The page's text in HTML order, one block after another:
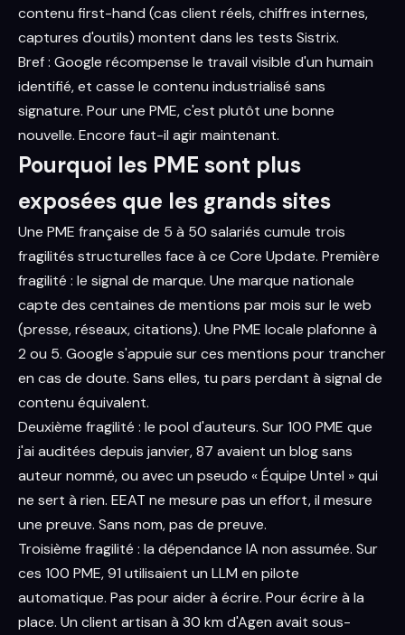
contenu first-hand (cas client réels, chiffres internes,
captures d'outils) montent dans les tests Sistrix.
Bref : Google récompense le travail visible d'un humain
identifié, et casse le contenu industrialisé sans
signature. Pour une PME, c'est plutôt une bonne
nouvelle. Encore faut-il agir maintenant.
Pourquoi les PME sont plus
exposées que les grands sites
Une PME française de 5 à 50 salariés cumule trois
fragilités structurelles face à ce Core Update. Première
fragilité : le signal de marque. Une marque nationale
capte des centaines de mentions par mois sur le web
(presse, réseaux, citations). Une PME locale plafonne à
2 ou 5. Google s'appuie sur ces mentions pour trancher
en cas de doute. Sans elles, tu pars perdant à signal de
contenu équivalent.
Deuxième fragilité : le pool d'auteurs. Sur 100 PME que
j'ai auditées depuis janvier, 87 avaient un blog sans
auteur nommé, ou avec un pseudo « Équipe Untel » qui
ne sert à rien. EEAT ne mesure pas un effort, il mesure
une preuve. Sans nom, pas de preuve.
Troisième fragilité : la dépendance IA non assumée. Sur
ces 100 PME, 91 utilisaient un LLM en pilote
automatique. Pas pour aider à écrire. Pour écrire à la
place. Un client artisan à 30 km d'Agen avait sous-